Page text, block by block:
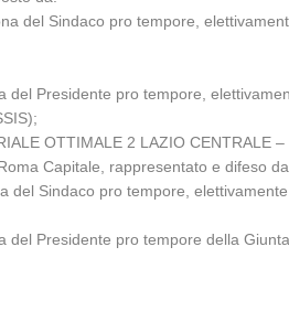
del Sindaco pro tempore,
del Presidente pro tempore,
OTTIMALE 2 LAZIO
Capitale, rappresentato e difeso
del Sindaco pro tempore,
del Presidente pro tempore della